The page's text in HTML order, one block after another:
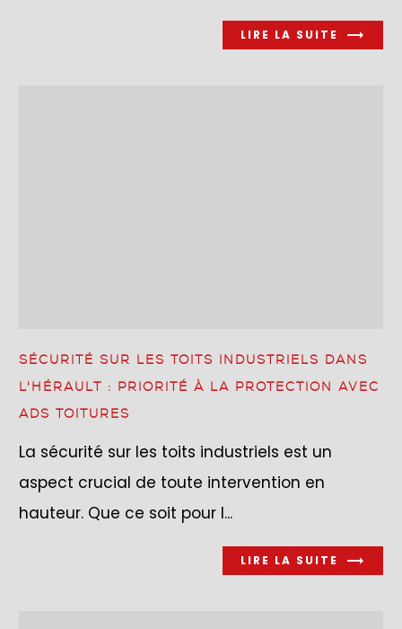
LIRE LA SUITE
SÉCURITÉ SUR LES TOITS INDUSTRIELS DANS
L'HÉRAULT : PRIORITÉ À LA PROTECTION AVEC
ADS TOITURES
La sécurité sur les toits industriels est un
aspect crucial de toute intervention en
hauteur. Que ce soit pour l...
LIRE LA SUITE